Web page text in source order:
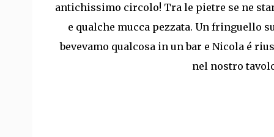
antichissimo circolo! Tra le pietre se ne
e qualche mucca pezzata. Un fringuello
bevevamo qualcosa in un bar e Nicola é
nel nostro